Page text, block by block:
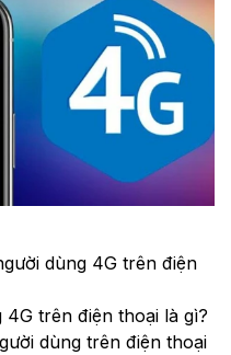
dùng 4G trên điện
4G trên điện thoại là gì?
dùng trên điện thoại